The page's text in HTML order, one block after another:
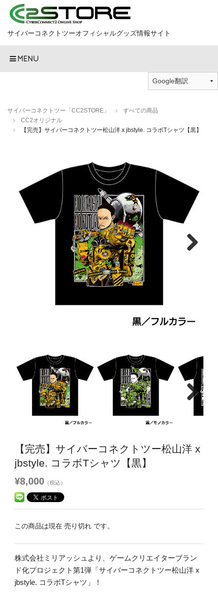
サイバーコネクトツーオフィシャルグッズ情報サイト
MENU
サイバーコネクトツー「CC2STORE」
すべての商品
CC2オリジナル
【完売】サイバーコネクトツー松山洋 x jbstyle. コラボTシャツ【黒】
Next
【完売】サイバーコネクトツー松山洋 x
jbstyle. コラボTシャツ【黒】
¥8,000 （税込）
この商品は現在 売り切れ です。
株式会社ミリアッシュより、ゲームクリエイターブラン
ド化プロジェクト第1弾「サイバーコネクトツー松山洋 x
jbstyle. コラボTシャツ」！